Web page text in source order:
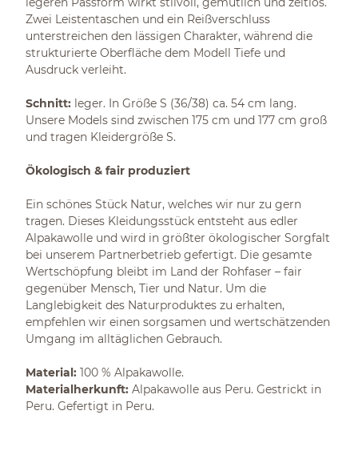
Zwei Leistentaschen und ein Reißverschluss
unterstreichen den lässigen Charakter, während die
strukturierte Oberfläche dem Modell Tiefe und
Ausdruck verleiht.
Schnitt: leger. In Größe S (36/38) ca. 54 cm lang.
Unsere Models sind zwischen 175 cm und 177 cm groß
und tragen Kleidergröße S.
Ökologisch & fair produziert
Ein schönes Stück Natur, welches wir nur zu gern
tragen. Dieses Kleidungsstück entsteht aus edler
Alpakawolle und wird in größter ökologischer Sorgfalt
bei unserem Partnerbetrieb gefertigt. Die gesamte
Wertschöpfung bleibt im Land der Rohfaser – fair
gegenüber Mensch, Tier und Natur. Um die
Langlebigkeit des Naturproduktes zu erhalten,
empfehlen wir einen sorgsamen und wertschätzenden
Umgang im alltäglichen Gebrauch.
Material: 100 % Alpakawolle.
Materialherkunft: Alpakawolle aus Peru. Gestrickt in
Peru. Gefertigt in Peru.